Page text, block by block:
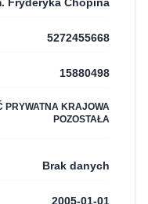
5272455668
15880498
PRYWATNA KRAJOWA
POZOSTAŁA
Brak danych
2005-01-01